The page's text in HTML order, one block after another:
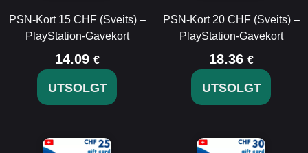
PSN-Kort 15 CHF (Sveits) –
PlayStation-Gavekort
14.09 €
UTSOLGT
PSN-Kort 20 CHF (Sveits) –
PlayStation-Gavekort
18.36 €
UTSOLGT